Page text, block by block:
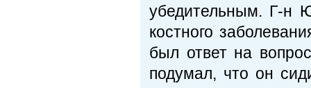
убедительным. Г-н
костного
был ответ на
подумал, что он